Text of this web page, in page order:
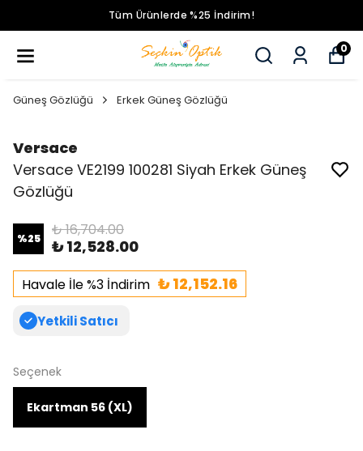
Tüm Ürünlerde %25 İndirim!
0
Güneş Gözlüğü Erkek Güneş Gözlüğü
Versace
Versace VE2199 100281 Siyah Erkek Güneş
Gözlüğü
%25 ₺ 16,704.00
₺ 12,528.00
Havale İle %3 İndirim ₺ 12,152.16
Yetkili Satıcı
Seçenek
Ekartman 56 (XL)